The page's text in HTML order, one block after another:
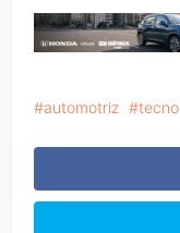
automotriz tecno